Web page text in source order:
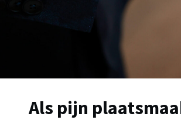
Als pijn